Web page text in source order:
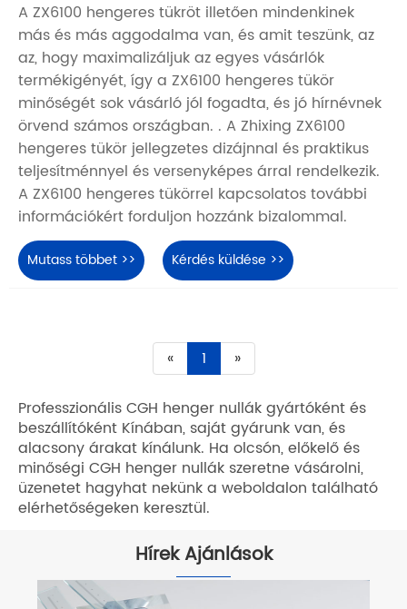
A ZX6100 hengeres tükröt illetően mindenkinek
más és más aggodalma van, és amit teszünk, az
az, hogy maximalizáljuk az egyes vásárlók
termékigényét, így a ZX6100 hengeres tükör
minőségét sok vásárló jól fogadta, és jó hírnévnek
örvend számos országban. . A Zhixing ZX6100
hengeres tükör jellegzetes dizájnnal és praktikus
teljesítménnyel és versenyképes árral rendelkezik.
A ZX6100 hengeres tükörrel kapcsolatos további
információkért forduljon hozzánk bizalommal.
Mutass többet >> Kérdés küldése >>
« 1 »
Professzionális CGH henger nullák gyártóként és
beszállítóként Kínában, saját gyárunk van, és
alacsony árakat kínálunk. Ha olcsón, előkelő és
minőségi CGH henger nullák szeretne vásárolni,
üzenetet hagyhat nekünk a weboldalon található
elérhetőségeken keresztül.
Hírek Ajánlások